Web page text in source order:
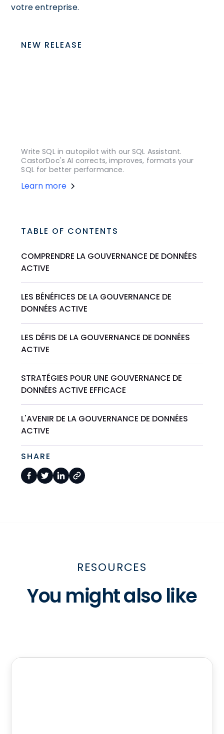
votre entreprise.
NEW RELEASE
Write SQL in autopilot with our SQL Assistant.
CastorDoc's AI corrects, improves, formats your
SQL for better performance.
Learn more
TABLE OF CONTENTS
COMPRENDRE LA GOUVERNANCE DE DONNÉES
ACTIVE
LES BÉNÉFICES DE LA GOUVERNANCE DE
DONNÉES ACTIVE
LES DÉFIS DE LA GOUVERNANCE DE DONNÉES
ACTIVE
STRATÉGIES POUR UNE GOUVERNANCE DE
DONNÉES ACTIVE EFFICACE
L'AVENIR DE LA GOUVERNANCE DE DONNÉES
ACTIVE
SHARE
RESOURCES
You might also like